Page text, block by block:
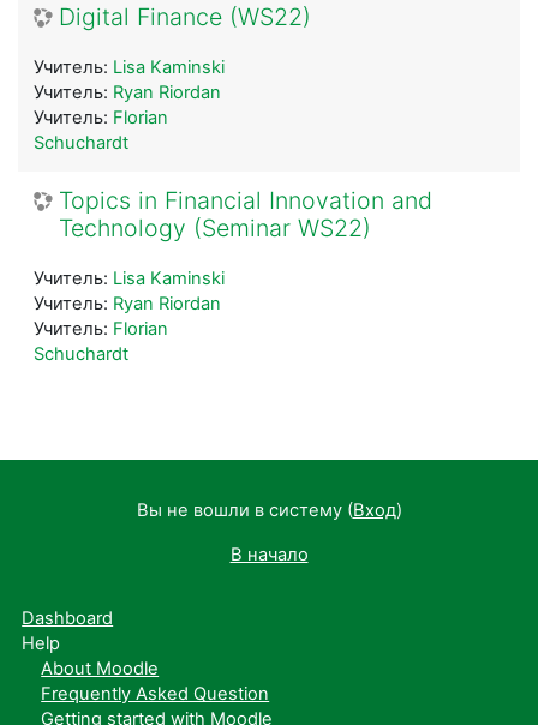
Digital Finance (WS22)
Учитель: Lisa Kaminski
Учитель: Ryan Riordan
Учитель: Florian
Schuchardt
Topics in Financial Innovation and
Technology (Seminar WS22)
Учитель: Lisa Kaminski
Учитель: Ryan Riordan
Учитель: Florian
Schuchardt
Вы не вошли в систему (Вход)
В начало
Dashboard
Help
About Moodle
Frequently Asked Question
Getting started with Moodle